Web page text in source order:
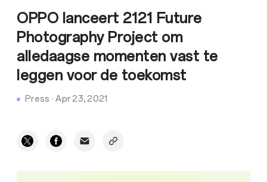
OPPO lanceert 2121 Future
Photography Project om
alledaagse momenten vast te
leggen voor de toekomst
Press ·Apr 23, 2021